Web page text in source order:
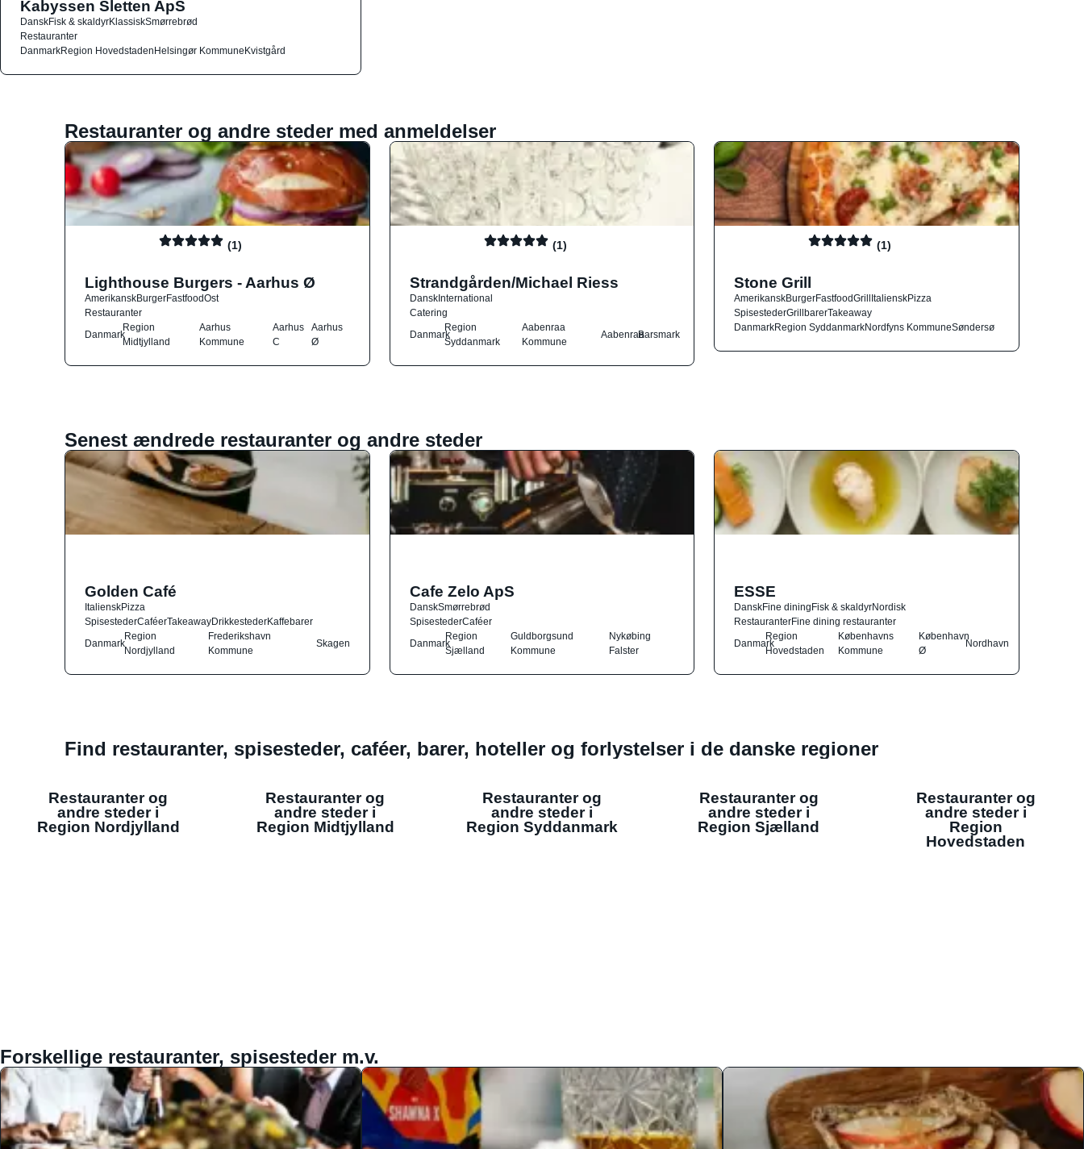
Kabyssen Sletten ApS
DanskFisk & skaldyrKlassiskSmørrebrød
Restauranter
DanmarkRegion HovedstadenHelsingør KommuneKvistgård
Restauranter og andre steder med anmeldelser
(1)
Lighthouse Burgers - Aarhus Ø
AmerikanskBurgerFastfoodOst
Restauranter
Danmark
Region
Midtjylland
Aarhus
Kommune
Aarhus
C
Aarhus
Ø
(1)
Strandgården/Michael Riess
DanskInternational
Catering
Danmark
Region
Syddanmark
Aabenraa
Kommune
AabenraaBarsmark
(1)
Stone Grill
AmerikanskBurgerFastfoodGrillItalienskPizza
SpisestederGrillbarerTakeaway
DanmarkRegion SyddanmarkNordfyns KommuneSøndersø
Senest ændrede restauranter og andre steder
Golden Café
ItalienskPizza
SpisestederCaféerTakeawayDrikkestederKaffebarer
Danmark
Region
Nordjylland
Frederikshavn
Kommune
Skagen
Cafe Zelo ApS
DanskSmørrebrød
SpisestederCaféer
Danmark
Region
Sjælland
Guldborgsund
Kommune
Nykøbing
Falster
ESSE
DanskFine diningFisk & skaldyrNordisk
RestauranterFine dining restauranter
Danmark
Region
Hovedstaden
Københavns
Kommune
København
Ø
Nordhavn
Find restauranter, spisesteder, caféer, barer, hoteller og forlystelser i de danske regioner
Restauranter og
andre steder i
Region Nordjylland
Restauranter og
andre steder i
Region Midtjylland
Restauranter og
andre steder i
Region Syddanmark
Restauranter og
andre steder i
Region Sjælland
Restauranter og
andre steder i
Region
Hovedstaden
Forskellige restauranter, spisesteder m.v.